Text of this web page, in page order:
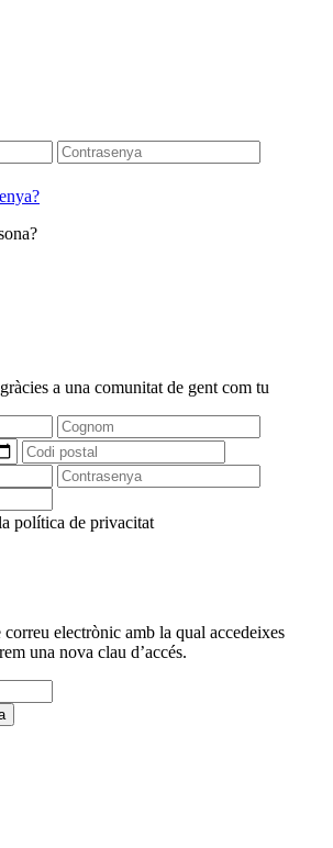
a una comunitat de gent com tu
política de privacitat
electrònic amb la qual accedeixes
una nova clau d’accés.